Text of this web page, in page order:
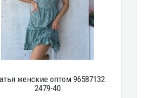
женские оптом 96587132
2479-40